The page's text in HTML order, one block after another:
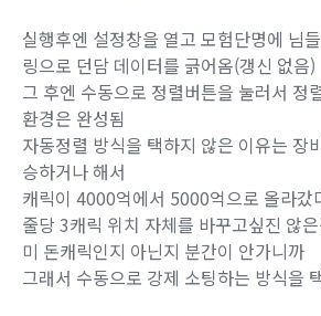
실행후엔 설정창을 열고 모험단명에 님
링으로 던담 데이터를 긁어옴(갱신 없음)
그 후엔 수동으로 정렬버튼을 눌러서 정
환경은 완성됨
자동정렬 방식을 택하지 않은 이유는 장
승하거나 해서
캐릭이 4000억에서 5000억으로 올라갔
줄당 3캐릭 위치 자체를 바꾸고싶진 않
미 돈캐릭인지 아닌지 분간이 안가니까
그래서 수동으로 강제 소팅하는 방식을